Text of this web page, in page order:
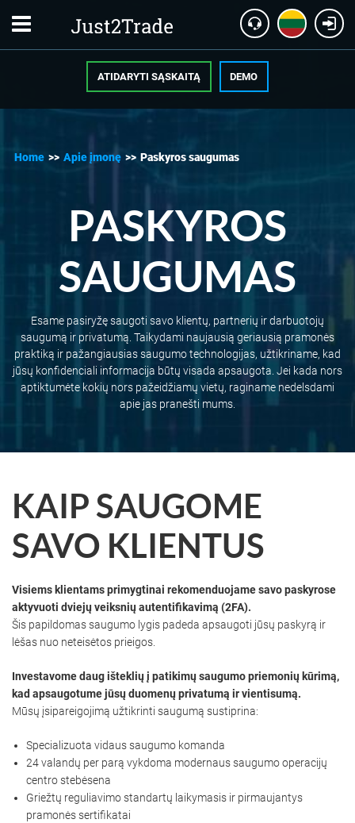
ATIDARYTI SĄSKAITĄ DEMO
Home >> Apie įmonę >> Paskyros saugumas
PASKYROS
SAUGUMAS
Esame pasiryžę saugoti savo klientų, partnerių ir darbuotojų
saugumą ir privatumą. Taikydami naujausią geriausią pramonės
praktiką ir pažangiausias saugumo technologijas, užtikriname, kad
jūsų konfidenciali informacija būtų visada apsaugota. Jei kada nors
aptiktumėte kokių nors pažeidžiamų vietų, raginame nedelsdami
apie jas pranešti mums.
KAIP SAUGOME
SAVO KLIENTUS
Visiems klientams primygtinai rekomenduojame savo paskyrose
aktyvuoti dviejų veiksnių autentifikavimą (2FA).
Šis papildomas saugumo lygis padeda apsaugoti jūsų paskyrą ir
lėšas nuo neteisėtos prieigos.
Investavome daug išteklių į patikimų saugumo priemonių kūrimą,
kad apsaugotume jūsų duomenų privatumą ir vientisumą.
Mūsų įsipareigojimą užtikrinti saugumą sustiprina:
Specializuota vidaus saugumo komanda
24 valandų per parą vykdoma modernaus saugumo operacijų
centro stebėsena
Griežtų reguliavimo standartų laikymasis ir pirmaujantys
pramonės sertifikatai